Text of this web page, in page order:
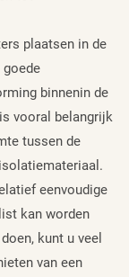
plaatsen in de
goede
binnenin de
vooral belangrijk
tussen de
eenvoudige
kan worden
kunt u veel
van een